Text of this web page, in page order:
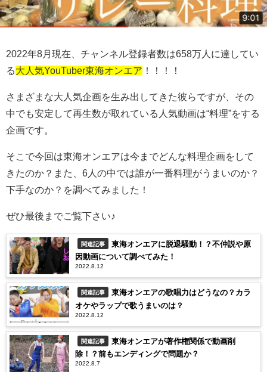
2022年8月現在、チャンネル登録者数は658万人に達してい
る大人気YouTuber東海オンエア ！！！！
さまざまな大人気企画を生み出してきた彼らですが、その
中でも安定して再生数が取れている人気動画は“料理”をする
企画です。
そこで今回は東海オンエアは今までどんな料理企画をして
きたのか？また、6人の中では誰が一番料理がうまいのか？
下手なのか？を調べてみました！
ぜひ最後までご覧下さい♪
関連記事
東海オンエアに脱退騒動！？不仲説や原
因動画について調べてみた！
2022.8.12
関連記事
東海オンエアの歌唱力はどうなの？カラ
オケやラップで歌うまいのは？
2022.8.12
関連記事
東海オンエアが著作権関係で動画削
除！？前もエンディングで問題か？
2022.8.7